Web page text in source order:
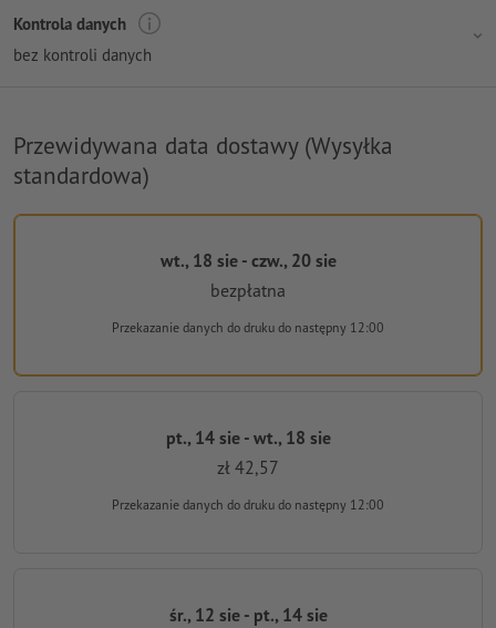
Kontrola danych
bez kontroli danych
Przewidywana data dostawy (Wysyłka
standardowa)
wt., 18 sie - czw., 20 sie
bezpłatna
Przekazanie danych do druku do następny 12:00
pt., 14 sie - wt., 18 sie
zł 42,57
Przekazanie danych do druku do następny 12:00
śr., 12 sie - pt., 14 sie